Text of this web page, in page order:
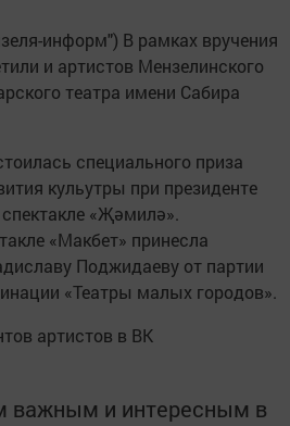
информ") В рамках вручения
и артистов Мензелинского
театра имени Сабира
специального приза
кульутры при президенте
«Җәмилә».
«Макбет» принесла
Поджидаеву от партии
«Театры малых городов».
артистов в ВК
важным и интересным в